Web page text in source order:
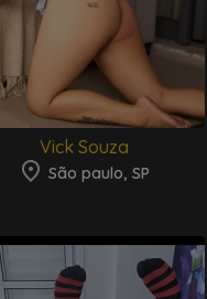
Vick Souza
São paulo, SP